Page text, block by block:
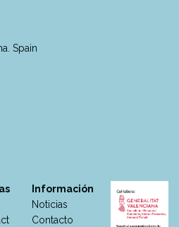
Spain
Información
Noticias
Contacto